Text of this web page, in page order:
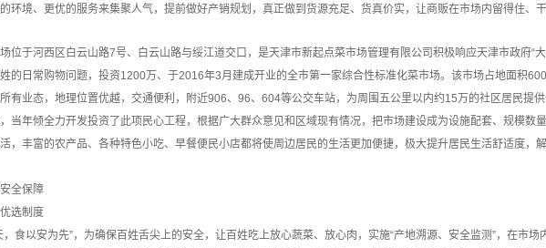
环境、更优的服务来集聚人气，提前做好产销规划，真正做到货源充足、货真价实，让商贩在市场内留得住、
于河西区白云山路7号、白云山路与绥江道交口，是天津市新起点菜市场管理有限公司积极响应天津市政府“
的日常购物问题，投资1200万、于2016年3月建成开业的全市第一家综合性标准化菜市场。该市场占地面积
有业态，地理位置优越，交通便利，附近906、96、604等公交车站，为周围五公里以内约15万的社区居民提供
年倾全力开发投资了此项民心工程，根据广大群众意见和区域现有情况，把市场建设成为设施配套、规模数
，丰富的农产品、各种特色小吃、早餐便民小店都将使周边居民的生活更加便捷，极大提升居民生活舒适度，
全保障
选制度
以安为先”，为确保百姓舌尖上的安全，让百姓吃上放心蔬菜、放心肉，实施“产地溯源、安全监测”，在市场